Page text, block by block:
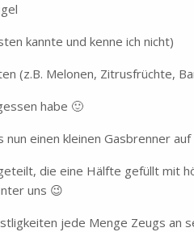
kannte und kenne ich nicht)
(z.B. Melonen, Zitrusfrüchte,
habe 🙂
einen kleinen Gasbrenner
die eine Hälfte gefüllt mit
uns 😉
jede Menge Zeugs an